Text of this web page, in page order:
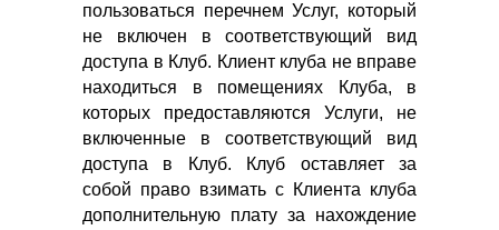
пользоваться перечнем Услуг, который
не включен в соответствующий вид
доступа в Клуб. Клиент клуба не вправе
находиться в помещениях Клуба, в
которых предоставляются Услуги, не
включенные в соответствующий вид
доступа в Клуб. Клуб оставляет за
собой право взимать с Клиента клуба
дополнительную плату за нахождение